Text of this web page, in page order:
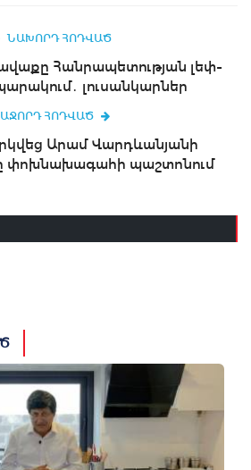
ՆԱԽՈՐԴ ՀՈԴՎԱԾ
Հանրապետության լեփ-
լուսանկարներ
ՀՈԴՎԱԾ
Արամ Վարդևանյանի
փոխնախագահի պաշտոնում